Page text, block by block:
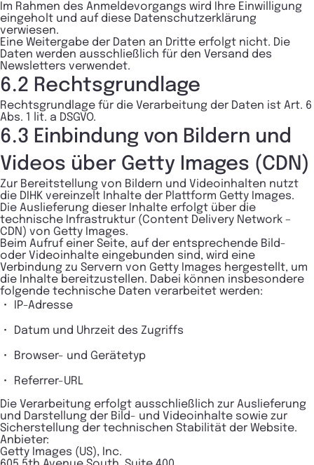
Im Rahmen des Anmeldevorgangs wird Ihre Einwilligung
eingeholt und auf diese Datenschutzerklärung
verwiesen.
Eine Weitergabe der Daten an Dritte erfolgt nicht. Die
Daten werden ausschließlich für den Versand des
Newsletters verwendet.
6.2 Rechtsgrundlage
Rechtsgrundlage für die Verarbeitung der Daten ist Art. 6
Abs. 1 lit. a DSGVO.
6.3 Einbindung von Bildern und
Videos über Getty Images (CDN)
Zur Bereitstellung von Bildern und Videoinhalten nutzt
die DIHK vereinzelt Inhalte der Plattform Getty Images.
Die Auslieferung dieser Inhalte erfolgt über die
technische Infrastruktur (Content Delivery Network –
CDN) von Getty Images.
Beim Aufruf einer Seite, auf der entsprechende Bild-
oder Videoinhalte eingebunden sind, wird eine
Verbindung zu Servern von Getty Images hergestellt, um
die Inhalte bereitzustellen. Dabei können insbesondere
folgende technische Daten verarbeitet werden:
IP-Adresse
Datum und Uhrzeit des Zugriffs
Browser- und Gerätetyp
Referrer-URL
Die Verarbeitung erfolgt ausschließlich zur Auslieferung
und Darstellung der Bild- und Videoinhalte sowie zur
Sicherstellung der technischen Stabilität der Website.
Anbieter:
Getty Images (US), Inc.